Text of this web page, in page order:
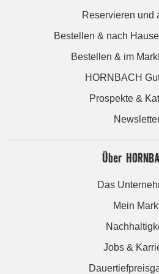
Reservieren und
Bestellen & nach
Bestellen & im
HORNBACH
Prospekte &
Über
Das
Mein
Jobs &